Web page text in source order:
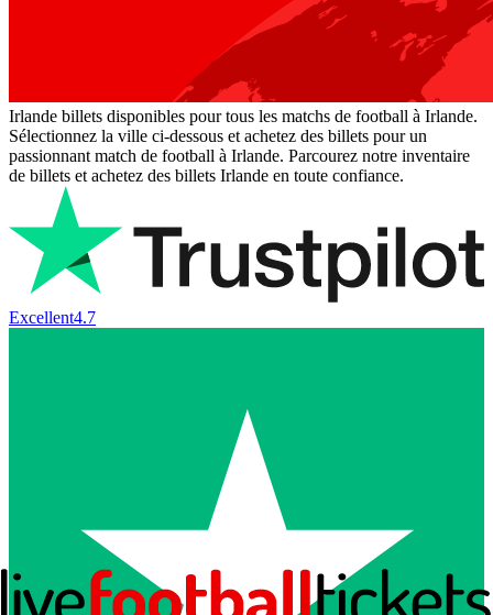
Irlande billets disponibles pour tous les matchs de football à Irlande.
Sélectionnez la ville ci-dessous et achetez des billets pour un
passionnant match de football à Irlande. Parcourez notre inventaire
de billets et achetez des billets Irlande en toute confiance.
Excellent4.7